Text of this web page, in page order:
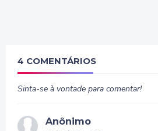
4 COMENTÁRIOS
Sinta-se à vontade para comentar!
Anônimo